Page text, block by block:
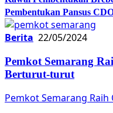
Pembentukan Pansus
Berita 22/05/2024
Pemkot Semarang
Berturut-turut
Pemkot Semarang